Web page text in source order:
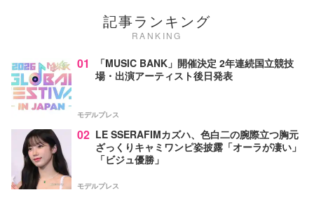
記事ランキング
RANKING
01
「MUSIC BANK」開催決定 2年連続国立競技
場・出演アーティスト後日発表
モデルプレス
02 LE SSERAFIMカズハ、色白二の腕際立つ胸元
ざっくりキャミワンピ姿披露「オーラが凄い」
「ビジュ優勝」
モデルプレス